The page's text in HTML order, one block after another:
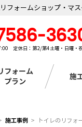
フォームショップ・マ
定休日：第2/第4土曜・日曜・
フォーム
プラン
施
施工事例 トイレのリフォ